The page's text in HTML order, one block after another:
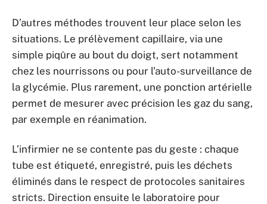
D’autres méthodes trouvent leur place selon les
situations. Le prélèvement capillaire, via une
simple piqûre au bout du doigt, sert notamment
chez les nourrissons ou pour l’auto-surveillance de
la glycémie. Plus rarement, une ponction artérielle
permet de mesurer avec précision les gaz du sang,
par exemple en réanimation.
L’infirmier ne se contente pas du geste : chaque
tube est étiqueté, enregistré, puis les déchets
éliminés dans le respect de protocoles sanitaires
stricts. Direction ensuite le laboratoire pour